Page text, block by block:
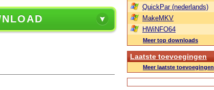
QuickPar (nederlands)
MakeMKV
HWiNFO64
Meer top downloads
Laatste toevoegingen
Meer laatste toevoegingen